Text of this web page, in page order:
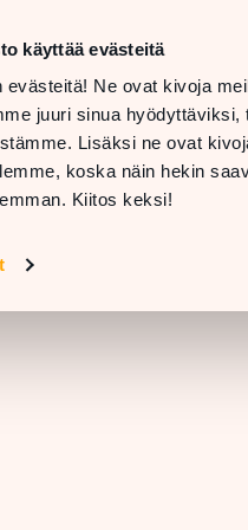
käyttää evästeitä
evästeitä! Ne ovat kivoja
juuri sinua
Lisäksi ne ovat
koska näin hekin
Kiitos keksi!
10 AM – 08 PM
11 AM – 07 PM
GETTING
HERE &
INFO